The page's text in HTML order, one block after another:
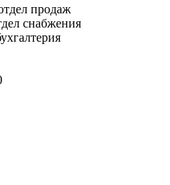
продаж
снабжения